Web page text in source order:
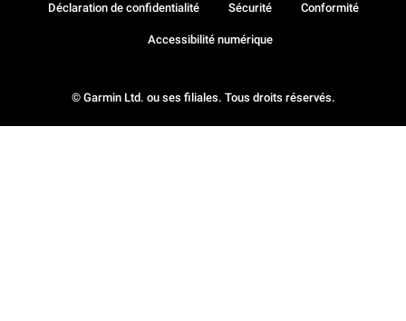
© Garmin Ltd. ou ses filiales. Tous droits réservés.
Déclaration de confidentialité Sécurité Conformité
Accessibilité numérique